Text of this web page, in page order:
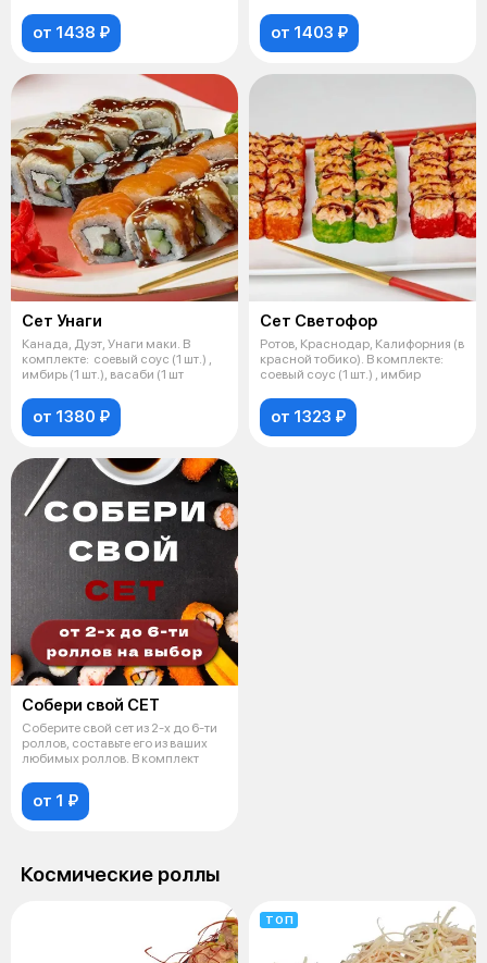
от 1438 ₽ от 1403 ₽
Сет Унаги
Канада, Дуэт, Унаги маки. В
комплекте: соевый соус (1 шт.) ,
имбирь (1 шт.), васаби (1 шт
от 1380 ₽
Сет Светофор
Ротов, Краснодар, Калифорния (в
красной тобико). В комплекте:
соевый соус (1 шт.) , имбир
от 1323 ₽
Сoбери свой СЕТ
Соберите свой сет из 2-х до 6-ти
роллов, составьте его из ваших
любимых роллов. В комплект
от 1 ₽
Космические роллы
ТОП